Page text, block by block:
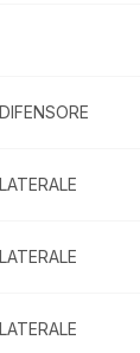
DIFENSORE
LATERALE
LATERALE
LATERALE